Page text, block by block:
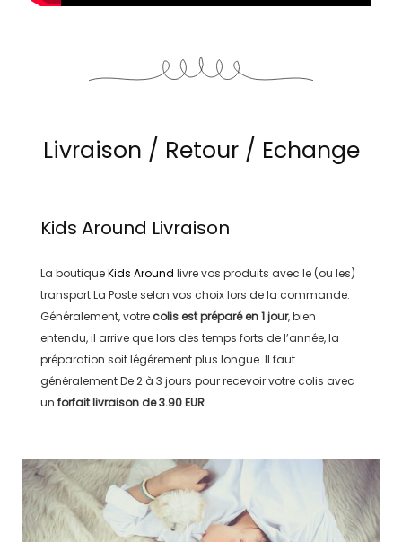
Livraison / Retour / Echange
Kids Around Livraison
La boutiqueKids Around livre vos produits avec le (ou les)
transportLa Posteselon vos choix lors de la commande.
Généralement, votre colis est préparé en1 jour, bien
entendu, il arrive que lors des temps forts de l’année, la
préparation soit légérement plus longue. Il faut
généralementDe 2 à 3 jours pour recevoir votre colis avec
un forfait livraison de3.90 EUR